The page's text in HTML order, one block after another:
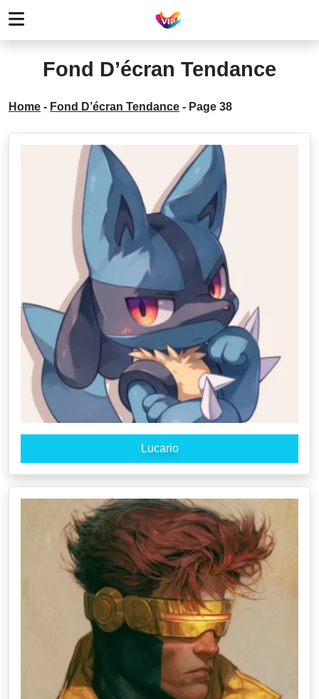
Fond D’écran Tendance
Home - Fond D’écran Tendance - Page 38
Lucario